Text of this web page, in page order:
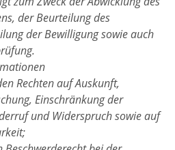
der Beurteilung des
der Bewilligung sowie auch
Rechten auf Auskunft,
Einschränkung der
und Widerspruch sowie auf